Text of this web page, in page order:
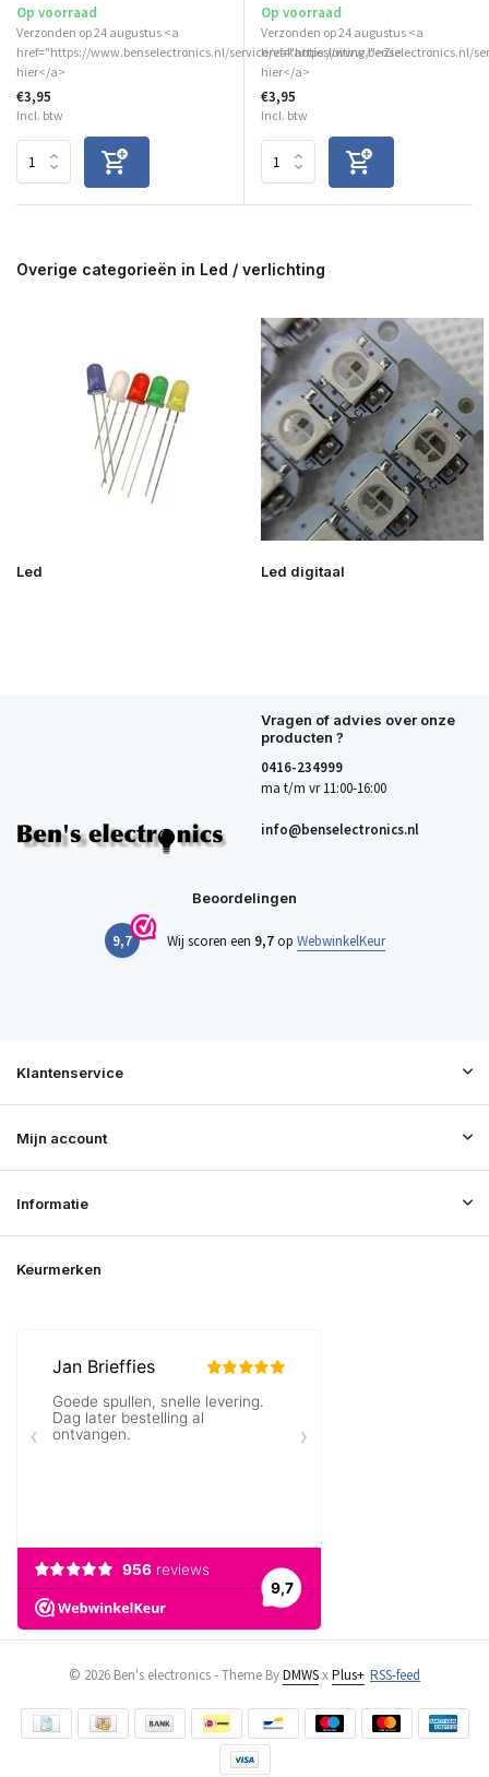
Op voorraad
Verzonden op 24 augustus <a
href="https://www.benselectronics.nl/service/vakantiesluiting/">Zie
hier</a>
€3,95
Incl. btw
Op voorraad
Verzonden op 24 augustus <a
href="https://www.benselectronics.nl/
hier</a>
€3,95
Incl. btw
Overige categorieën in Led / verlichting
Led Led digitaal
Vragen of advies over onze
producten ?
0416-234999
ma t/m vr 11:00-16:00
info@benselectronics.nl
Beoordelingen
9,7 Wij scoren een 9,7op WebwinkelKeur
Klantenservice
Mijn account
Informatie
Keurmerken
© 2026 Ben's electronics - Theme ByDMWSxPlus+ RSS-feed